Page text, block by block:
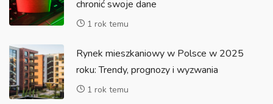
chronić swoje dane
1 rok temu
Rynek mieszkaniowy w Polsce w 2025
roku: Trendy, prognozy i wyzwania
1 rok temu